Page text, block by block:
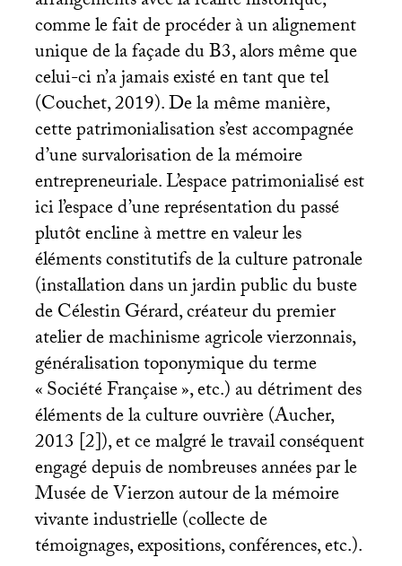
comme le fait de procéder à un alignement
unique de la façade du B3, alors même que
celui-ci n’a jamais existé en tant que tel
(Couchet, 2019). De la même manière,
cette patrimonialisation s’est accompagnée
d’une survalorisation de la mémoire
entrepreneuriale. L’espace patrimonialisé est
ici l’espace d’une représentation du passé
plutôt encline à mettre en valeur les
éléments constitutifs de la culture patronale
(installation dans un jardin public du buste
de Célestin Gérard, créateur du premier
atelier de machinisme agricole vierzonnais,
généralisation toponymique du terme
«Société Française», etc.) au détriment des
éléments de la culture ouvrière (Aucher,
2013 [2]), et ce malgré le travail conséquent
engagé depuis de nombreuses années par le
Musée de Vierzon autour de la mémoire
vivante industrielle (collecte de
témoignages, expositions, conférences, etc.).